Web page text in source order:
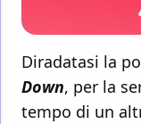
Diradatasi la
Down, per la
tempo di un